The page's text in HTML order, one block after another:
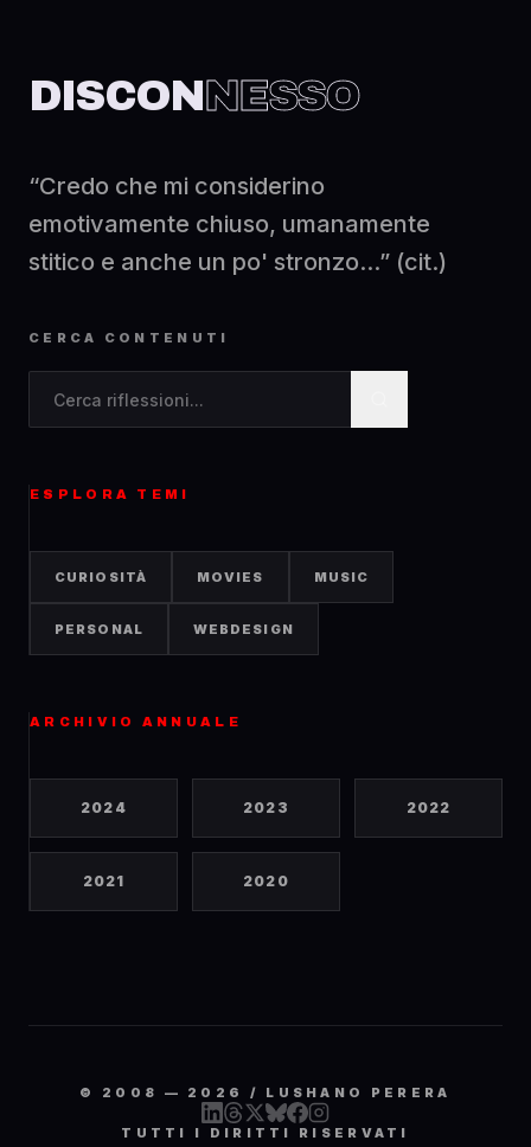
DISCONNESSO
“Credo che mi considerino
emotivamente chiuso, umanamente
stitico e anche un po' stronzo...” (cit.)
CERCA CONTENUTI
ESPLORA TEMI
CURIOSITÀ MOVIES MUSIC
PERSONAL WEBDESIGN
ARCHIVIO ANNUALE
2024 2023 2022
2021 2020
© 2008 — 2026 / LUSHANO PERERA
TUTTI I DIRITTI RISERVATI